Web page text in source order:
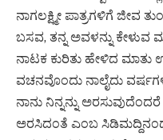
ನಾಗಲಕ್ಷ್ಮೀ ಪಾತ್ರಗಳಿಗೆ ಜೀವ
ಬಸವ, ತನ್ನ ಅವಳನ್ನು
ನಾಟಕ ಕುರಿತು ಹೇಳಿದ ಮಾತು
ವಚನವೊಂದು ನಾಲೈದು
ನಾನು ನಿನ್ನನ್ನು
ಅರಸಿದಂತೆ ಎಂಬ